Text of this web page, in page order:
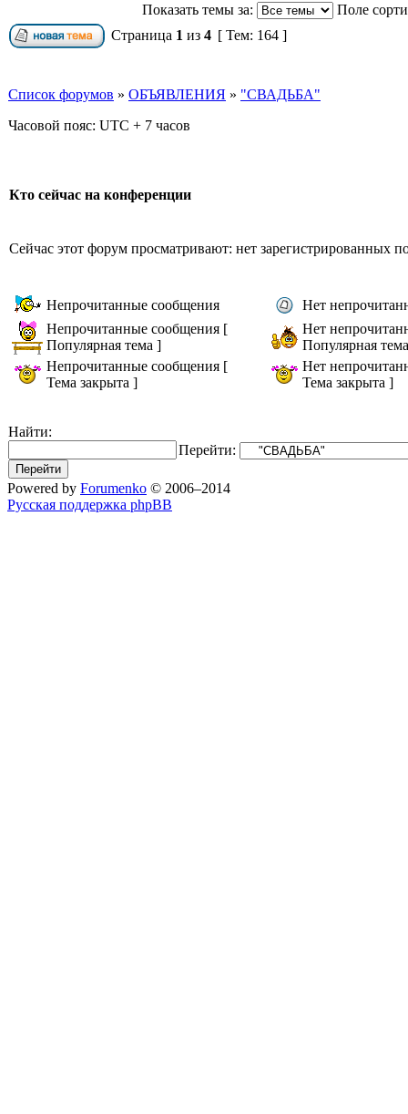
Показать темы за:
Поле
Страница 1 из 4 [ Тем: 164 ]
Список форумов » ОБЪЯВЛЕНИЯ » "СВАДЬБА"
Часовой пояс: UTC + 7 часов
Кто сейчас на конференции
Сейчас этот форум просматривают: нет зарегистрированных
Непрочитанные сообщения
Нет
Непрочитанные сообщения [
Популярная тема ]
Нет
Популярная
Непрочитанные сообщения [
Тема закрыта ]
Нет
Тема закрыта ]
Найти:
Перейти:
Powered by Forumenko © 2006–2014
Русская поддержка phpBB